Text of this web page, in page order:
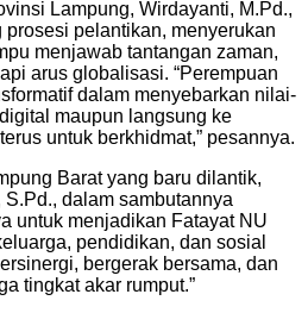
Lampung, Wirdayanti, M.Pd.,
pelantikan, menyerukan
menjawab tantangan zaman,
arus globalisasi. “Perempuan
dalam menyebarkan nilai-
maupun langsung ke
untuk berkhidmat,” pesannya.
Barat yang baru dilantik,
dalam sambutannya
untuk menjadikan Fatayat NU
pendidikan, dan sosial
bergerak bersama, dan
tingkat akar rumput.”